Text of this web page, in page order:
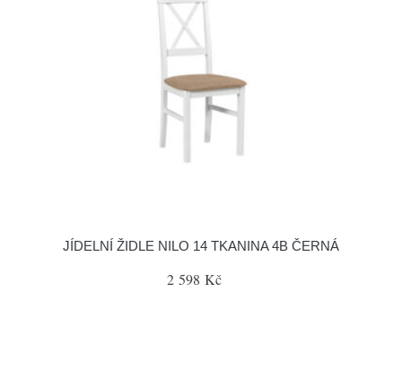
JÍDELNÍ ŽIDLE NILO 14 TKANINA 4B ČERNÁ
2 598 Kč